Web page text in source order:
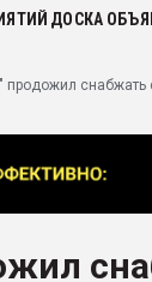
ДОСКА
продожил